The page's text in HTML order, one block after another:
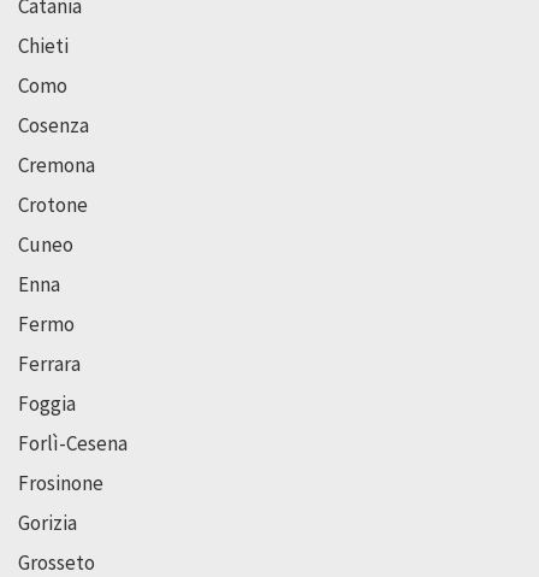
Catania
Chieti
Como
Cosenza
Cremona
Crotone
Cuneo
Enna
Fermo
Ferrara
Foggia
Forlì-Cesena
Frosinone
Gorizia
Grosseto